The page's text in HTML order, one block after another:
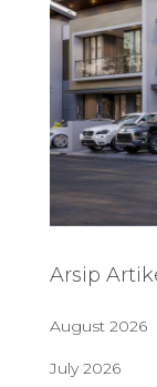
Arsip
August 2026
July 2026